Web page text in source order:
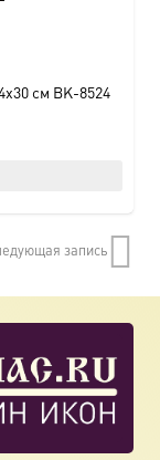
см BK-8524
запись